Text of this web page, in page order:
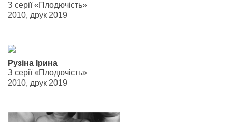
З серії «Плодючість»
2010, друк 2019
Рузіна Ірина
З серії «Плодючість»
2010, друк 2019